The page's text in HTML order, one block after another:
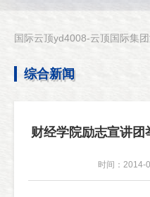
国际云顶yd4008-云顶国际集
综合新闻
财经学院励志宣讲团
时间：2014-